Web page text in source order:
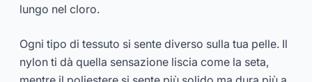
lungo nel cloro.
Ogni tipo di tessuto si sente diverso sulla tua pelle. Il
nylon ti dà quella sensazione liscia come la seta,